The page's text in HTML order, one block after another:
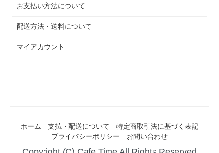
お支払い方法について
配送方法・送料について
マイアカウント
ホーム 支払・配送について
特定商取引法に基づく表記
プライバシーポリシー
お問い合わせ